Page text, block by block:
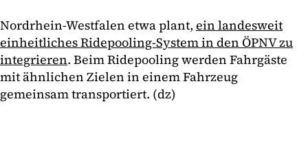
Nordrhein-Westfalen etwa plant, ein landesweit
einheitliches Ridepooling-System in den ÖPNV zu
integrieren. Beim Ridepooling werden Fahrgäste
mit ähnlichen Zielen in einem Fahrzeug
gemeinsam transportiert. (dz)